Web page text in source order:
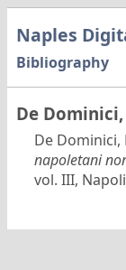
Naples
Bibliography
De
De Dominici,
napoletani
vol. III,